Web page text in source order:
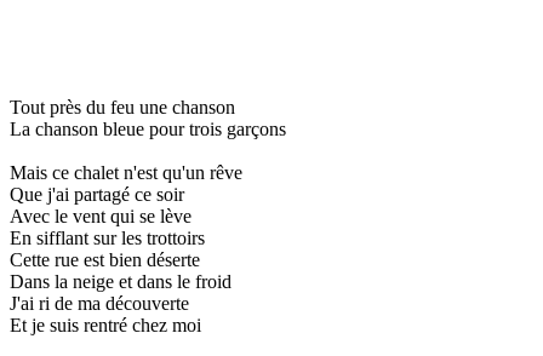
Tout près du feu une chanson
La chanson bleue pour trois garçons
Mais ce chalet n'est qu'un rêve
Que j'ai partagé ce soir
Avec le vent qui se lève
En sifflant sur les trottoirs
Cette rue est bien déserte
Dans la neige et dans le froid
J'ai ri de ma découverte
Et je suis rentré chez moi